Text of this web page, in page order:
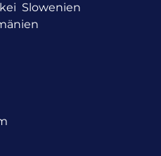
Slowenien